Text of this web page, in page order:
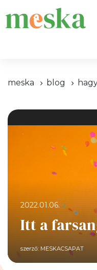
meska blog
2022.01.06.
Itt a
szerző: MESKACSAPAT